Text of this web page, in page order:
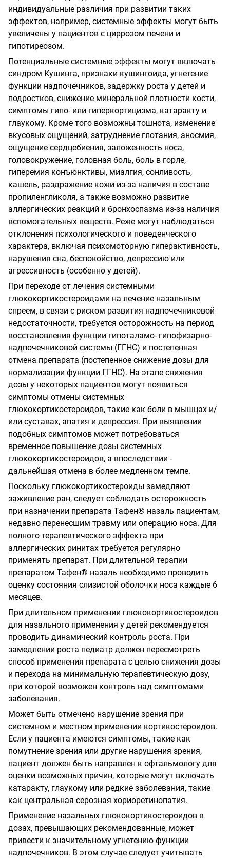
индивидуальные различия при развитии таких
эффектов, например, системные эффекты могут быть
увеличены у пациентов с циррозом печени и
гипотиреозом.
Потенциальные системные эффекты могут включать
синдром Кушинга, признаки кушингоида, угнетение
функции надпочечников, задержку роста у детей и
подростков, снижение минеральной плотности кости,
симптомы гипо- или гиперкортицизма, катаракту и
глаукому. Кроме того возможны тошнота, изменение
вкусовых ощущений, затруднение глотания, аносмия,
ощущение сердцебиения, заложенность носа,
головокружение, головная боль, боль в горле,
гиперемия конъюнктивы, миалгия, сонливость,
кашель, раздражение кожи из-за наличия в составе
пропиленгликоля, а также возможно развитие
аллергических реакций и бронхоспазма из-за наличия
вспомогательных веществ. Реже могут наблюдаться
отклонения психологического и поведенческого
характера, включая психомоторную гиперактивность,
нарушения сна, беспокойство, депрессию или
агрессивность (особенно у детей).
При переходе от лечения системными
глюкокортикостероидами на лечение назальным
спреем, в связи с риском развития надпочечниковой
недостаточности, требуется осторожность на период
восстановления функции гипоталамо- гипофизарно-
надпочечниковой системы (ГГНС) и постепенная
отмена препарата (постепенное снижение дозы для
нормализации функции ГГНС). На этапе снижения
дозы у некоторых пациентов могут появиться
симптомы отмены системных
глюкокортикостероидов, такие как боли в мышцах и/
или суставах, апатия и депрессия. При выявлении
подобных симптомов может потребоваться
временное повышение дозы системных
глюкокортикостероидов, а впоследствии -
дальнейшая отмена в более медленном темпе.
Поскольку глюкокортикостероиды замедляют
заживление ран, следует соблюдать осторожность
при назначении препарата Тафен® назаль пациентам,
недавно перенесшим травму или операцию носа. Для
полного терапевтического эффекта при
аллергических ринитах требуется регулярно
применять препарат. При длительной терапии
препаратом Тафен® назаль необходимо проводить
оценку состояния слизистой оболочки носа каждые 6
месяцев.
При длительном применении глюкокортикостероидов
для назального применения у детей рекомендуется
проводить динамический контроль роста. При
замедлении роста педиатр должен пересмотреть
способ применения препарата с целью снижения дозы
и перехода на минимальную терапевтическую дозу,
при которой возможен контроль над симптомами
заболевания.
Может быть отмечено нарушение зрения при
системном и местном применении кортикостероидов.
Если у пациента имеются симптомы, такие как
помутнение зрения или другие нарушения зрения,
пациент должен быть направлен к офтальмологу для
оценки возможных причин, которые могут включать
катаракту, глаукому или редкие заболевания, такие
как центральная серозная хориоретинопатия.
Применение назальных глюкокортикостероидов в
дозах, превышающих рекомендованные, может
привести к значительному угнетению функции
надпочечников. В этом случае следует учитывать